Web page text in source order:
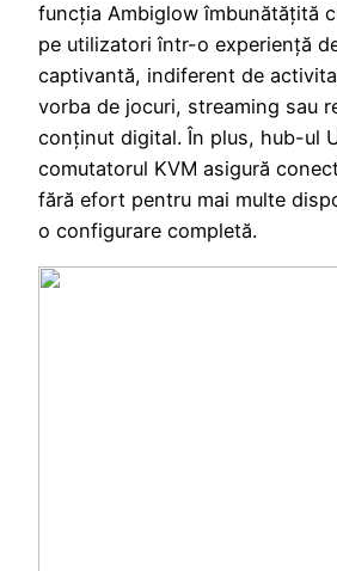
funcția Ambiglow îmbunătățită
pe utilizatori într-o experiență
captivantă, indiferent de
vorba de jocuri, streaming sau
conținut digital. În plus, hub-ul
comutatorul KVM asigură
fără efort pentru mai multe
o configurare completă.